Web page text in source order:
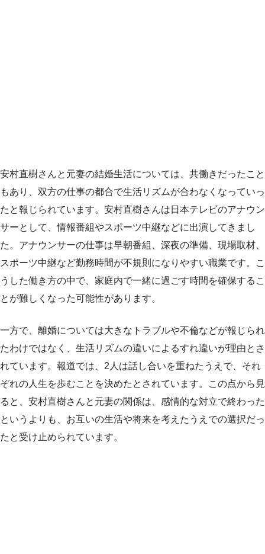
安村直樹さんと元妻の結婚生活については、共働きだったこと
もあり、双方の仕事の都合で生活リズムが合わなくなっていっ
たと報じられています。安村直樹さんは日本テレビのアナウン
サーとして、情報番組やスポーツ中継などに出演してきまし
た。アナウンサーの仕事は早朝番組、深夜の準備、現場取材、
スポーツ中継など勤務時間が不規則になりやすい職業です。こ
うした働き方の中で、家庭内で一緒に過ごす時間を確保するこ
とが難しくなった可能性があります。
一方で、離婚については大きなトラブルや不倫などが報じられ
たわけではなく、生活リズムの違いによるすれ違いが理由とさ
れています。報道では、2人は話し合いを重ねたうえで、それ
ぞれの人生を歩むことを決めたとされています。この点から見
ると、安村直樹さんと元妻の関係は、感情的な対立で終わった
というよりも、お互いの生活や将来を考えたうえでの選択だっ
たと受け止められています。